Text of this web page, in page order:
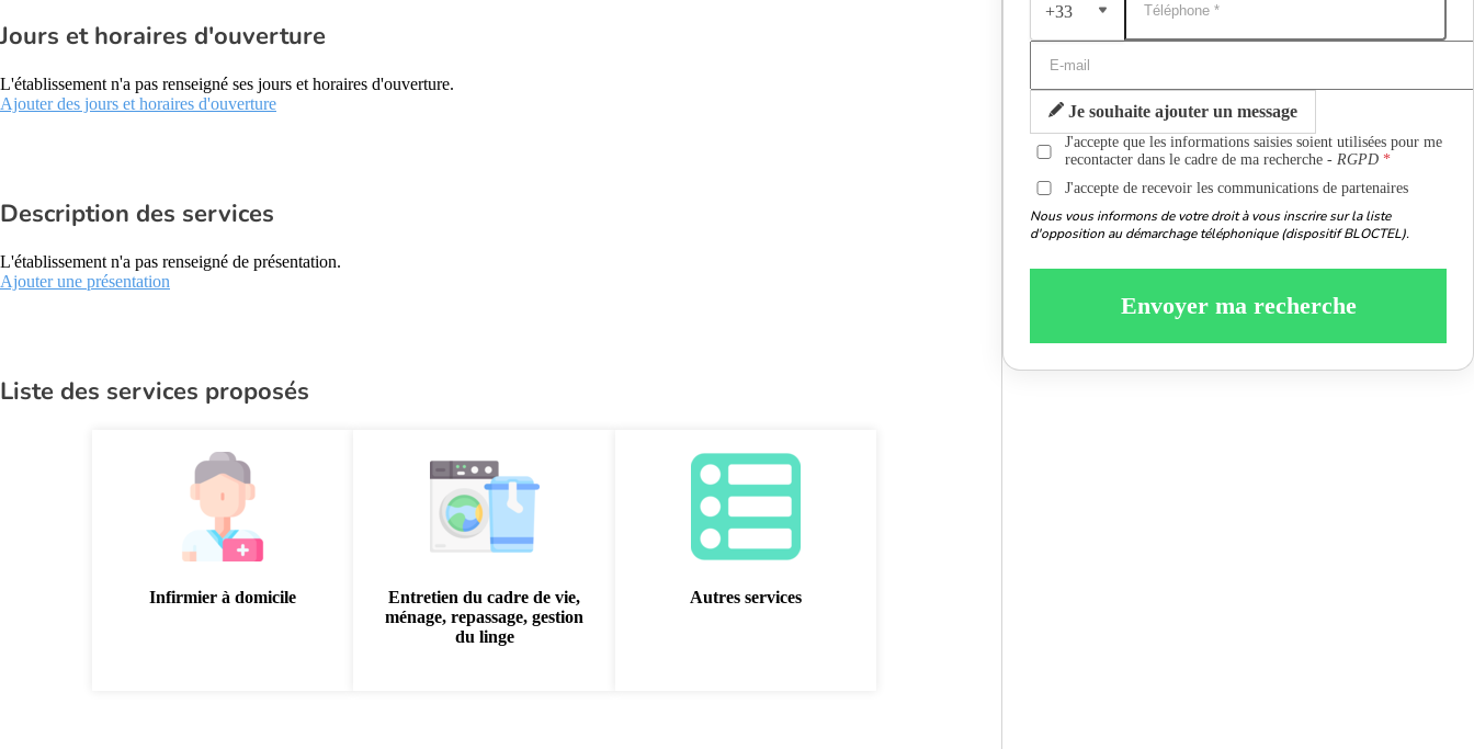
Jours et horaires d'ouverture
L'établissement n'a pas renseigné ses jours et horaires d'ouverture.
Ajouter des jours et horaires d'ouverture
Description des services
L'établissement n'a pas renseigné de présentation.
Ajouter une présentation
Liste des services proposés
Infirmier à domicile
Entretien du cadre de vie,
ménage, repassage, gestion
du linge
Autres services
+33
Je souhaite ajouter un message
J'accepte que les informations saisies soient utilisées pour me
recontacter dans le cadre de ma recherche -RGPD
J'accepte de recevoir les communications de partenaires
Nous vous informons de votre droit à vous inscrire sur la liste
d'opposition au démarchage téléphonique (dispositif BLOCTEL).
Envoyer ma recherche